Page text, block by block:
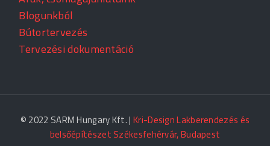
Blogunkból
Bútortervezés
Tervezési dokumentáció
© 2022 SARM Hungary Kft. |Kri-Design Lakberendezés és
belsőépítészet Székesfehérvár, Budapest